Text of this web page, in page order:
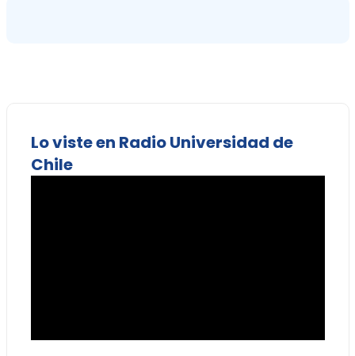
Lo viste en Radio Universidad de
Chile